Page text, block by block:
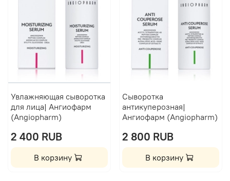
Увлажняющая сыворотка
для лица| Ангиофарм
(Angiopharm)
2 400 RUB
В корзину
Сыворотка
антикуперозная|
Ангиофарм (Angiopharm)
2 800 RUB
В корзину